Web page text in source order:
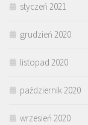
styczeń 2021
grudzień 2020
listopad 2020
październik 2020
wrzesień 2020